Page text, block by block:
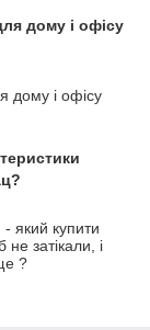
дому і офісу
дому і офісу
який купити
затікали, і
?